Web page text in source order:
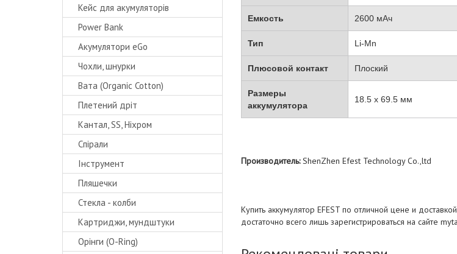
Кейс для акумуляторів
Power Bank
Акумулятори eGo
Чохли, шнурки
Вата (Organic Cotton)
Плетений дріт
Кантал, SS, Ніхром
Спірали
Інструмент
Пляшечки
Стекла - колби
Картриджи, мундштуки
Орінги (O-Ring)
Емкость 2600 мАч
Тип Li-Mn
Плюсовой контакт Плоский
Размеры
аккумулятора
18.5 x 69.5 мм
Производитель:ShenZhen Efest Technology Co.,ltd
Купить аккумулятор EFEST по отличной цене и
достаточно всего лишь зарегистрироваться на сайте